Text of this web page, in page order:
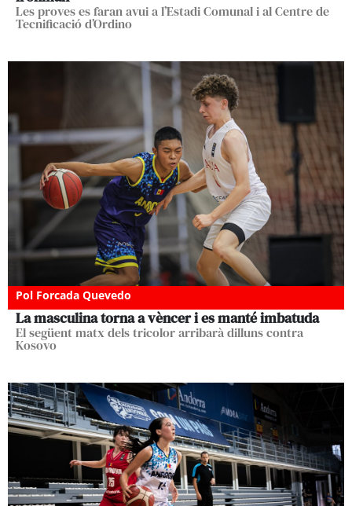
Les proves es faran avui a l’Estadi Comunal i al Centre de
Tecnificació d’Ordino
Pol Forcada Quevedo
La masculina torna a vèncer i es manté imbatuda
El següent matx dels tricolor arribarà dilluns contra
Kosovo